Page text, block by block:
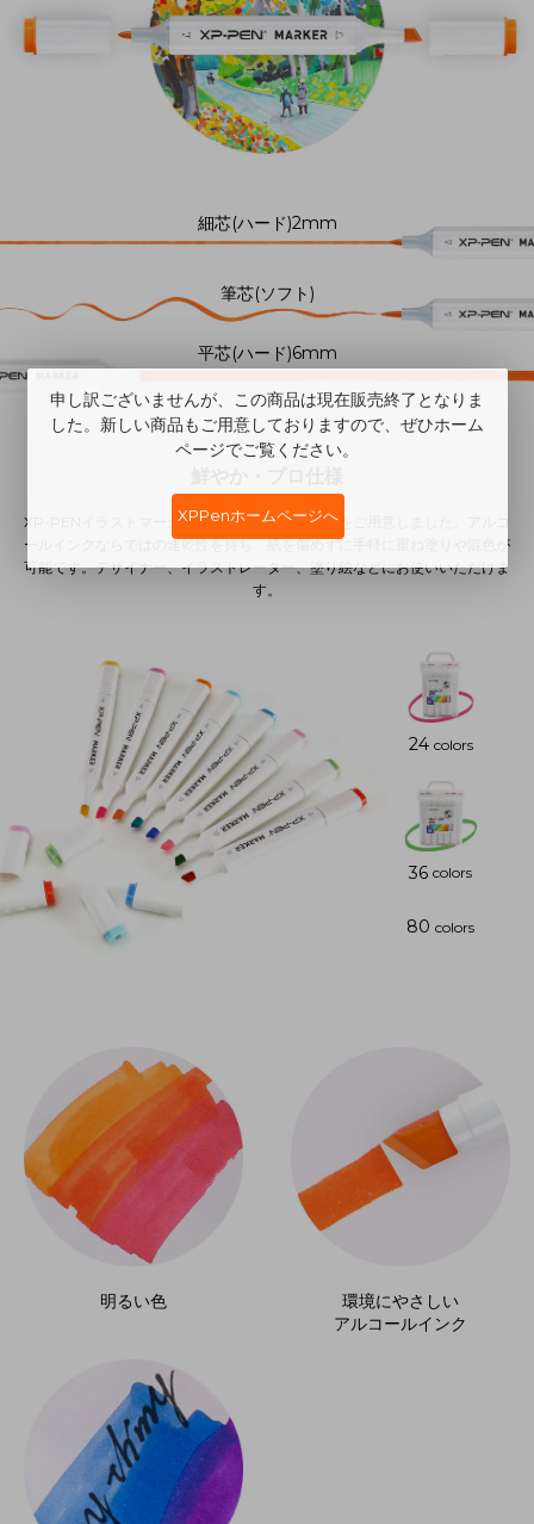
申し訳ございませんが、この商品は現在販売終了となりま
した。新しい商品もご用意しておりますので、ぜひホーム
ページでご覧ください。
XPPenホームページへ
細芯(ハード)2mm
筆芯(ソフト)
平芯(ハード)6mm
XP-PENイラストマーカーは多彩なラインナップをご用意しました。アルコ
ールインクならではの速乾性を持ち、紙を傷めずに手軽に重ね塗りや混色が
可能です。デザイナー、イラストレーター、塗り絵などにお使いいただけま
す。
24 colors
36 colors
環境にやさしい